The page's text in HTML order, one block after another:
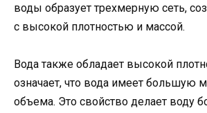
воды образует трехмерную сеть,
с высокой плотностью и массой.
Вода также обладает высокой
означает, что вода имеет большую
объема. Это свойство делает воду